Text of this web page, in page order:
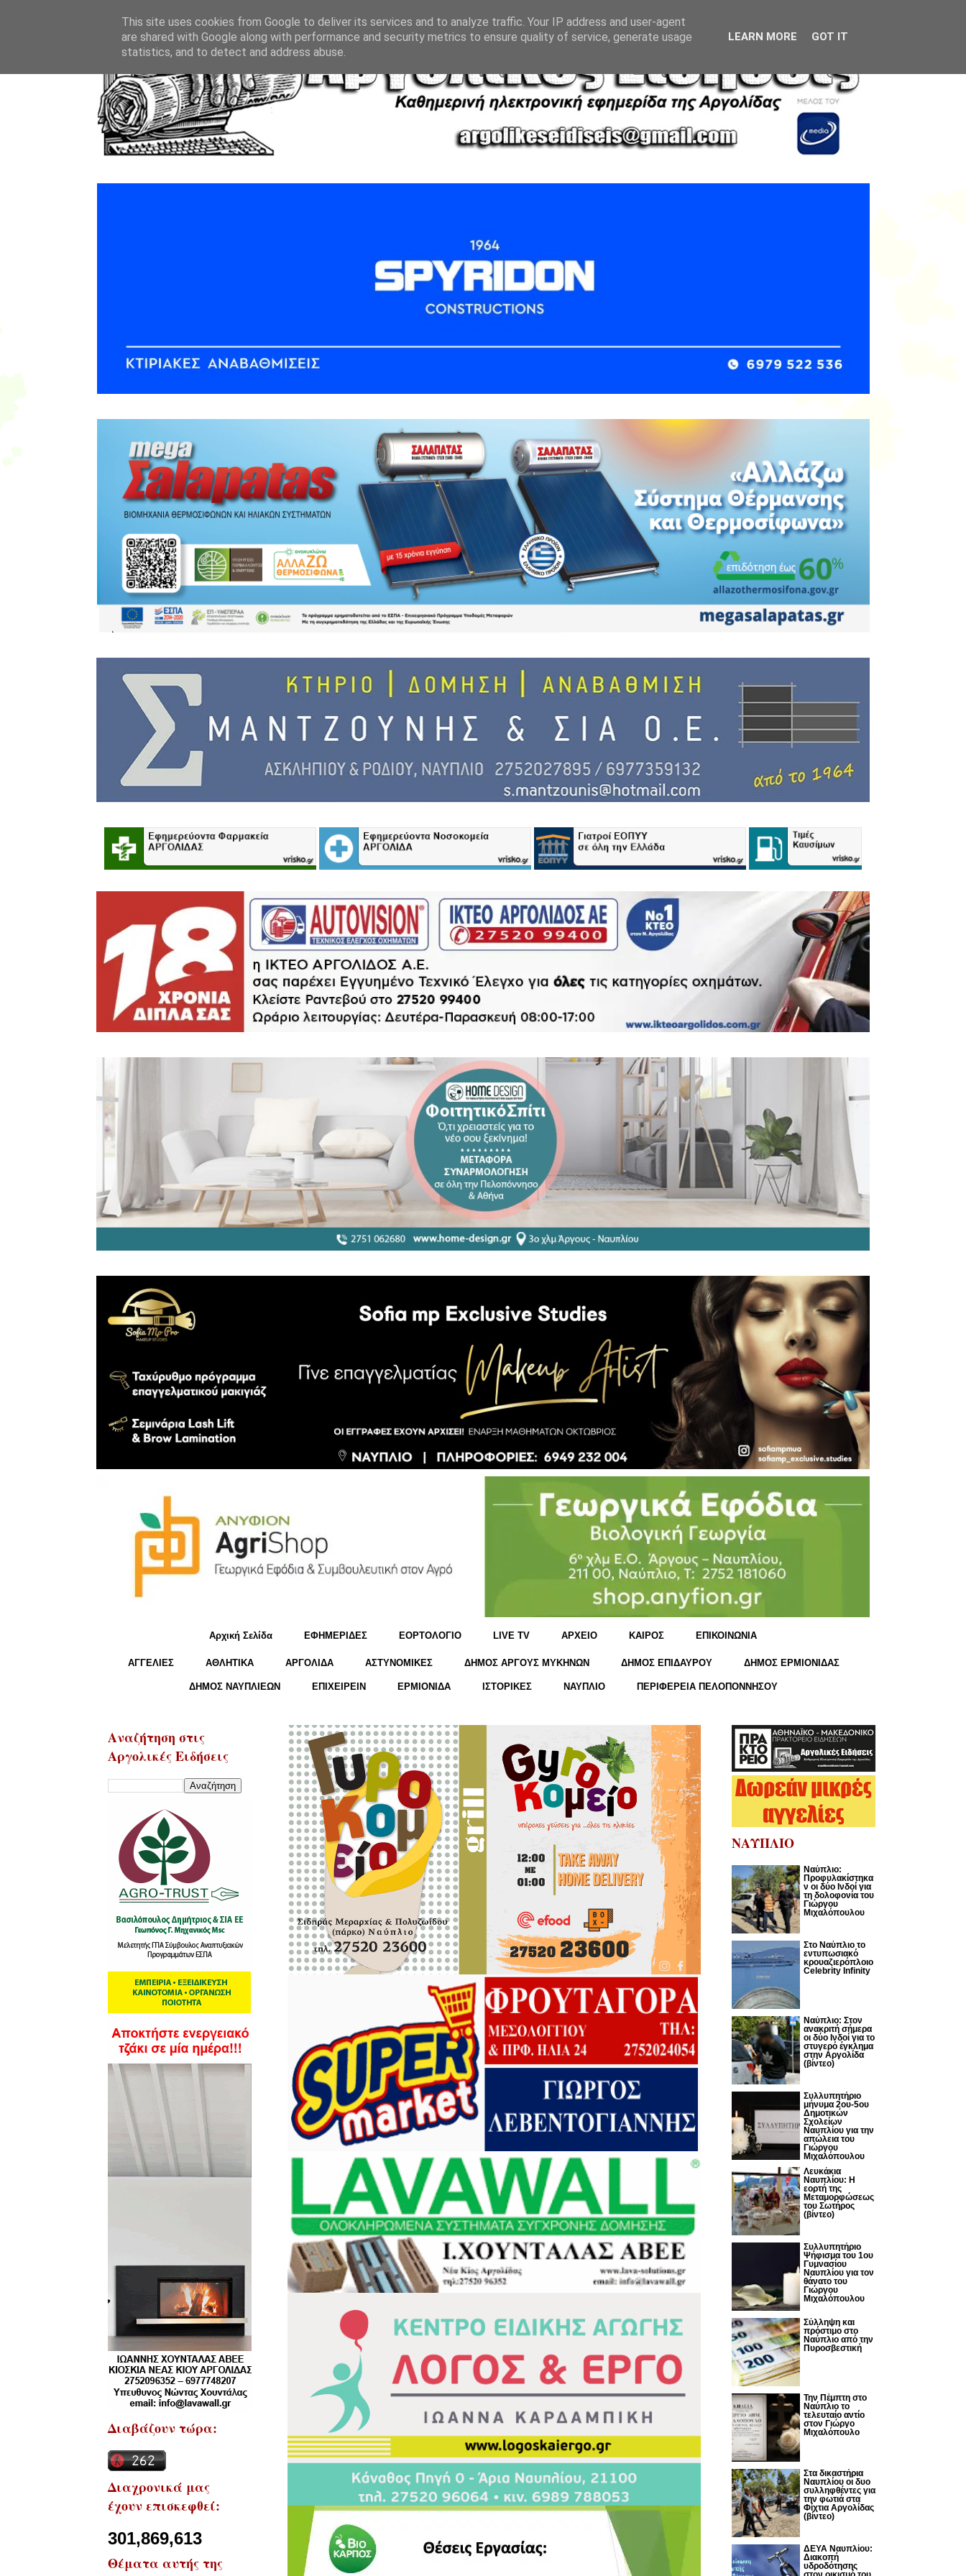
Αρχική Σελίδα ΕΦΗΜΕΡΙΔΕΣ ΕΟΡΤΟΛΟΓΙΟ LIVE TV ΑΡΧΕΙΟ KΑΙΡΟΣ ΕΠΙΚΟΙΝΩΝΙΑ
ΑΓΓΕΛΙΕΣ ΑΘΛΗΤΙΚΑ ΑΡΓΟΛΙΔΑ ΑΣΤΥΝΟΜΙΚΕΣ ΔΗΜΟΣ ΑΡΓΟΥΣ ΜΥΚΗΝΩΝ ΔΗΜΟΣ ΕΠΙΔΑΥΡΟΥ ΔΗΜΟΣ ΕΡΜΙΟΝΙΔΑΣ
ΔΗΜΟΣ ΝΑΥΠΛΙΕΩΝ ΕΠΙΧΕΙΡΕΙΝ ΕΡΜΙΟΝΙΔΑ ΙΣΤΟΡΙΚΕΣ ΝΑΥΠΛΙΟ ΠΕΡΙΦΕΡΕΙΑ ΠΕΛΟΠΟΝΝΗΣΟΥ
Αναζήτηση στις
Αργολικές Ειδήσεις
Διαβάζουν τώρα:
Διαχρονικά μας
έχουν επισκεφθεί:
301,869,613
Θέματα αυτής της
ΝΑΥΠΛΙΟ
Ναύπλιο:
Προφυλακίστηκα
ν οι δύο Ινδοί για
τη δολοφονία του
Γιώργου
Μιχαλόπουλου
Στο Ναύπλιο το
εντυπωσιακό
κρουαζιερόπλοιο
Celebrity Infinity
Nαύπλιο: Στον
ανακριτή σήμερα
οι δύο Ινδοί για το
στυγερό έγκλημα
στην Αργολίδα
(βίντεο)
Συλλυπητήριο
μήνυμα 2ου-5ου
Δημοτικών
Σχολείων
Ναυπλίου για την
απώλεια του
Γιώργου
Μιχαλόπουλου
Λευκάκια
Ναυπλίου: Η
εορτή της
Μεταμορφώσεως
του Σωτήρος
(βίντεο)
Συλλυπητήριο
Ψήφισμα του 1ου
Γυμνασίου
Ναυπλίου για τον
θάνατο του
Γιώργου
Μιχαλόπουλου
Σύλληψη και
πρόστιμο στο
Ναύπλιο από την
Πυροσβεστική
Την Πέμπτη στο
Ναύπλιο το
τελευταίο αντίο
στον Γιώργο
Μιχαλόπουλο
Στα δικαστήρια
Ναυπλίου οι δυο
συλληφθέντες για
την φωτιά στα
Φίχτια Αργολίδας
(βίντεο)
ΔΕΥΑ Ναυπλίου:
Διακοπή
υδροδότησης
This site uses cookies from Google to deliver its services and to analyze traffic. Your IP address and user-agent
are shared with Google along with performance and security metrics to ensure quality of service, generate usage
statistics, and to detect and address abuse.
LEARN MORE GOT IT